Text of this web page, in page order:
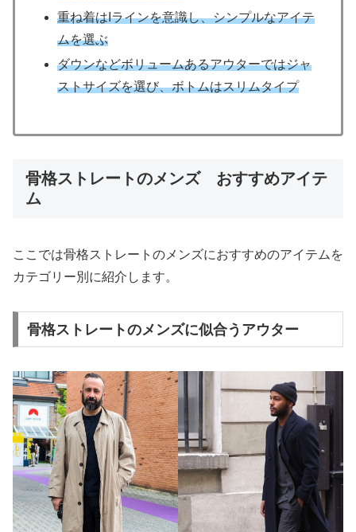
重ね着はIラインを意識し、シンプルなアイテ
ムを選ぶ
ダウンなどボリュームあるアウターではジャ
ストサイズを選び、ボトムはスリムタイプ
骨格ストレートのメンズ おすすめアイテ
ム
ここでは骨格ストレートのメンズにおすすめのアイテムを
カテゴリー別に紹介します。
骨格ストレートのメンズに似合うアウター